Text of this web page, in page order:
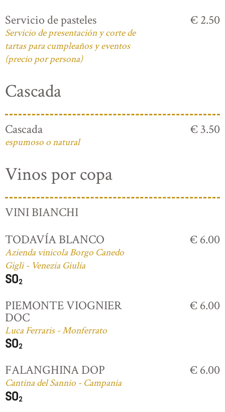
Servicio de pasteles
Servicio de presentación y corte de
tartas para cumpleaños y eventos
(precio por persona)
€ 2.50
Cascada
Cascada
espumoso o natural
€ 3.50
Vinos por copa
VINI BIANCHI
TODAVÍA BLANCO
Azienda vinicola Borgo Canedo
Gigli - Venezia Giulia
€ 6.00
PIEMONTE VIOGNIER
DOC
Luca Ferraris - Monferrato
€ 6.00
FALANGHINA DOP
Cantina del Sannio - Campania
€ 6.00